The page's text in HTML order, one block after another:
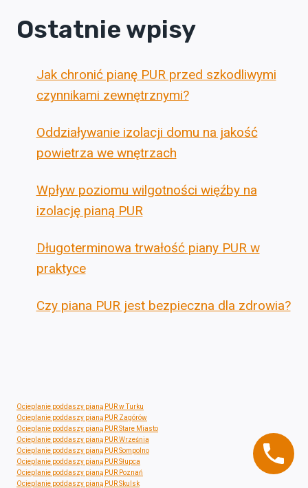
Ostatnie wpisy
Jak chronić pianę PUR przed szkodliwymi
czynnikami zewnętrznymi?
Oddziaływanie izolacji domu na jakość
powietrza we wnętrzach
Wpływ poziomu wilgotności więźby na
izolację pianą PUR
Długoterminowa trwałość piany PUR w
praktyce
Czy piana PUR jest bezpieczna dla zdrowia?
Ocieplanie poddaszy pianą PUR w Turku
Ocieplanie poddaszy pianą PUR Zagórów
Ocieplanie poddaszy pianą PUR Stare Miasto
Ocieplanie poddaszy pianą PUR Września
Ocieplanie poddaszy pianą PUR Sompolno
Ocieplanie poddaszy pianą PUR Słupca
Ocieplanie poddaszy pianą PUR Poznań
Ocieplanie poddaszy pianą PUR Skulsk